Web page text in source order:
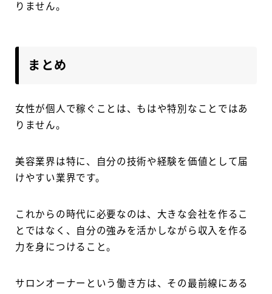
りません。
まとめ
女性が個人で稼ぐことは、もはや特別なことではあ
りません。
美容業界は特に、自分の技術や経験を価値として届
けやすい業界です。
これからの時代に必要なのは、大きな会社を作るこ
とではなく、自分の強みを活かしながら収入を作る
力を身につけること。
サロンオーナーという働き方は、その最前線にある